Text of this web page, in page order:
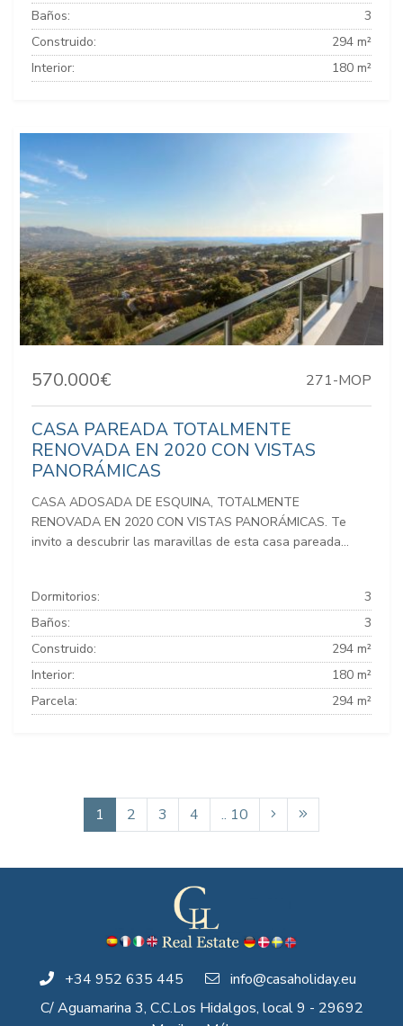
Baños:
3
Construido:
294 m²
Interior:
180 m²
570.000€ 271-MOP
CASA PAREADA TOTALMENTE
RENOVADA EN 2020 CON VISTAS
PANORÁMICAS
CASA ADOSADA DE ESQUINA, TOTALMENTE
RENOVADA EN 2020 CON VISTAS PANORÁMICAS. Te
invito a descubrir las maravillas de esta casa pareada...
Dormitorios:
3
Baños:
3
Construido:
294 m²
Interior:
180 m²
Parcela:
294 m²
1 2 3 4 .. 10
+34 952 635 445
info@casaholiday.eu
C/ Aguamarina 3, C.C.Los Hidalgos, local 9 - 29692